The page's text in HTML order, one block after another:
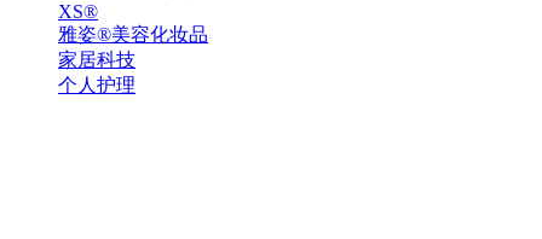
XS®
雅姿®美容化妆品
家居科技
个人护理